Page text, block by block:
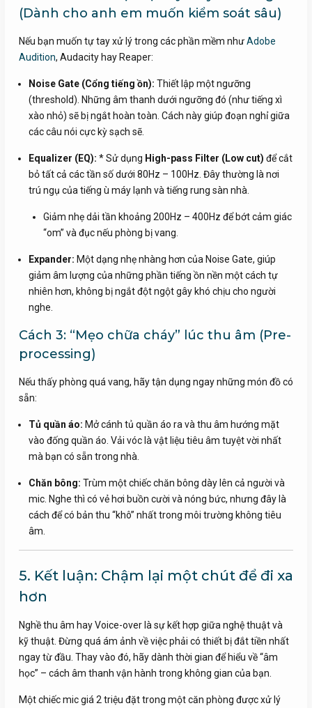
(Dành cho anh em muốn kiểm soát sâu)
Nếu bạn muốn tự tay xử lý trong các phần mềm nhưAdobe
Audition, Audacity hay Reaper:
Noise Gate (Cổng tiếng ồn): Thiết lập một ngưỡng
(threshold). Những âm thanh dưới ngưỡng đó (như tiếng xì
xào nhỏ) sẽ bị ngắt hoàn toàn. Cách này giúp đoạn nghỉ giữa
các câu nói cực kỳ sạch sẽ.
Equalizer (EQ): * Sử dụng High-pass Filter (Low cut) để cắt
bỏ tất cả các tần số dưới 80Hz – 100Hz. Đây thường là nơi
trú ngụ của tiếng ù máy lạnh và tiếng rung sàn nhà.
Giảm nhẹ dải tần khoảng 200Hz – 400Hz để bớt cảm giác
“om” và đục nếu phòng bị vang.
Expander: Một dạng nhẹ nhàng hơn của Noise Gate, giúp
giảm âm lượng của những phần tiếng ồn nền một cách tự
nhiên hơn, không bị ngắt đột ngột gây khó chịu cho người
nghe.
Cách 3: “Mẹo chữa cháy” lúc thu âm (Pre-
processing)
Nếu thấy phòng quá vang, hãy tận dụng ngay những món đồ có
sẵn:
Tủ quần áo: Mở cánh tủ quần áo ra và thu âm hướng mặt
vào đống quần áo. Vải vóc là vật liệu tiêu âm tuyệt vời nhất
mà bạn có sẵn trong nhà.
Chăn bông: Trùm một chiếc chăn bông dày lên cả người và
mic. Nghe thì có vẻ hơi buồn cười và nóng bức, nhưng đây là
cách để có bản thu “khô” nhất trong môi trường không tiêu
âm.
5. Kết luận: Chậm lại một chút để đi xa
hơn
Nghề thu âm hay Voice-over là sự kết hợp giữa nghệ thuật và
kỹ thuật. Đừng quá ám ảnh về việc phải có thiết bị đắt tiền nhất
ngay từ đầu. Thay vào đó, hãy dành thời gian để hiểu về “âm
học” – cách âm thanh vận hành trong không gian của bạn.
Một chiếc mic giá 2 triệu đặt trong một căn phòng được xử lý